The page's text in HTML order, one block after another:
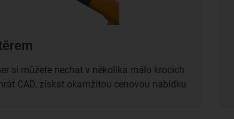
si můžete nechat v několika málo krocích
CAD, získat okamžitou cenovou nabídku